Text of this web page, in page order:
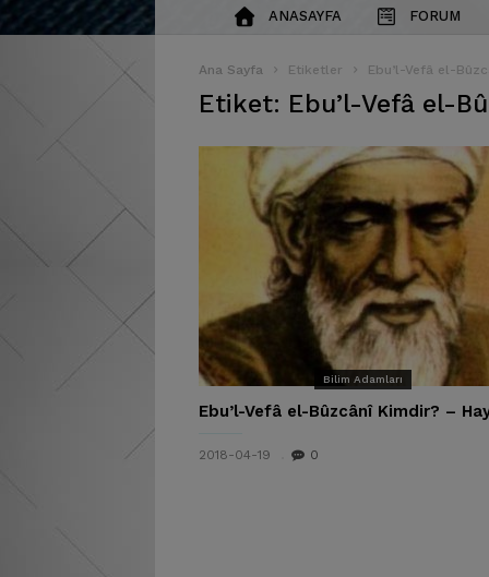
ANASAYFA FORUM
Ana Sayfa Etiketler Ebu’l-Vefâ el-
Etiket: Ebu’l-Vefâ el-
Bilim Adamları
Ebu’l-Vefâ el-Bûzcânî Kimdir? –
2018-04-19 0